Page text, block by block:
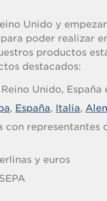
Unido y
poder realizar
productos
destacados:
Unido, España
, España, Italia,
representantes
y euros